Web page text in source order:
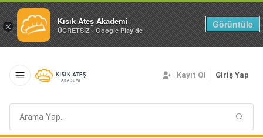
× Kısık Ateş Akademi
ÜCRETSİZ - Google Play'de
Görüntüle
sorgusu
Kayıt Ol Giriş Yap